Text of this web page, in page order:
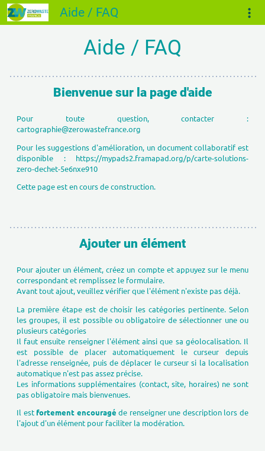
Aide / FAQ
Aide / FAQ
Bienvenue sur la page d'aide
Pour toute question, contacter :
cartographie@zerowastefrance.org
Pour les suggestions d'amélioration, un document collaboratif est
disponible : https://mypads2.framapad.org/p/carte-solutions-
zero-dechet-5e6nxe910
Cette page est en cours de construction.
Ajouter un élément
Pour ajouter un élément, créez un compte et appuyez sur le menu
correspondant et remplissez le formulaire.
Avant tout ajout, veuillez vérifier que l'élément n'existe pas déjà.
La première étape est de choisir les catégories pertinente. Selon
les groupes, il est possible ou obligatoire de sélectionner une ou
plusieurs catégories
Il faut ensuite renseigner l'élément ainsi que sa géolocalisation. Il
est possible de placer automatiquement le curseur depuis
l'adresse renseignée, puis de déplacer le curseur si la localisation
automatique n'est pas assez précise.
Les informations supplémentaires (contact, site, horaires) ne sont
pas obligatoire mais bienvenues.
Il est fortement encouragéde renseigner une description lors de
l'ajout d'un élément pour faciliter la modération.